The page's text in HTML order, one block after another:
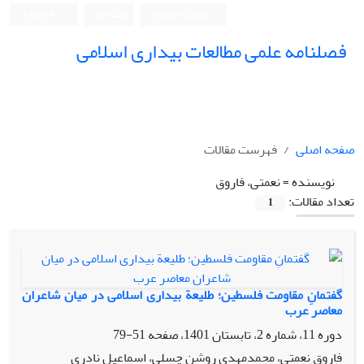
فصلنامه علمی مطالعات بیداری اسلامی
صفحه اصلی
فهرست مقالات
نویسنده =نعمتی، فاروق
تعداد مقالات:
1
گفتمانِ مقاومت فلسطین؛ طلیعة بیداری اسلامی در میان شاعران
معاصر عرب
دوره 11، شماره 2، تابستان 1401، صفحه
51-79
فاروق نعمتی، محمدمهدی روشن چسلی، اسماعیل نادری